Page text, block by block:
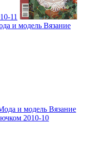
11
и модель Вязание
и модель Вязание
2010-10